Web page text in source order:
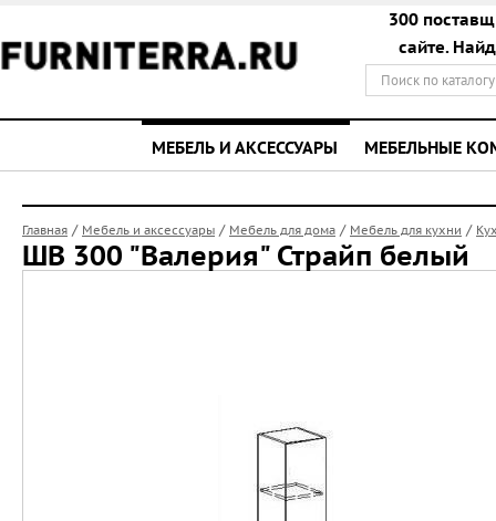
300
сайте.
МЕБЕЛЬ И АКСЕССУАРЫ МЕБЕЛЬНЫЕ
Главная / Мебель и аксессуары / Мебель для дома / Мебель для кухни /
ШВ 300 "Валерия" Страйп белый